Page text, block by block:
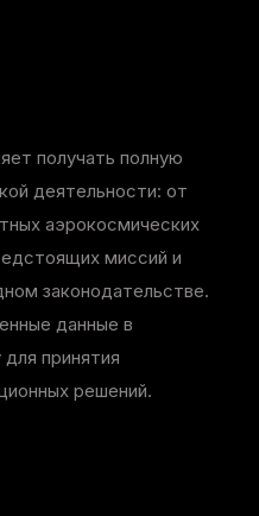
получать полную
деятельности: от
аэрокосмических
миссий и
законодательстве.
данные в
принятия
решений.